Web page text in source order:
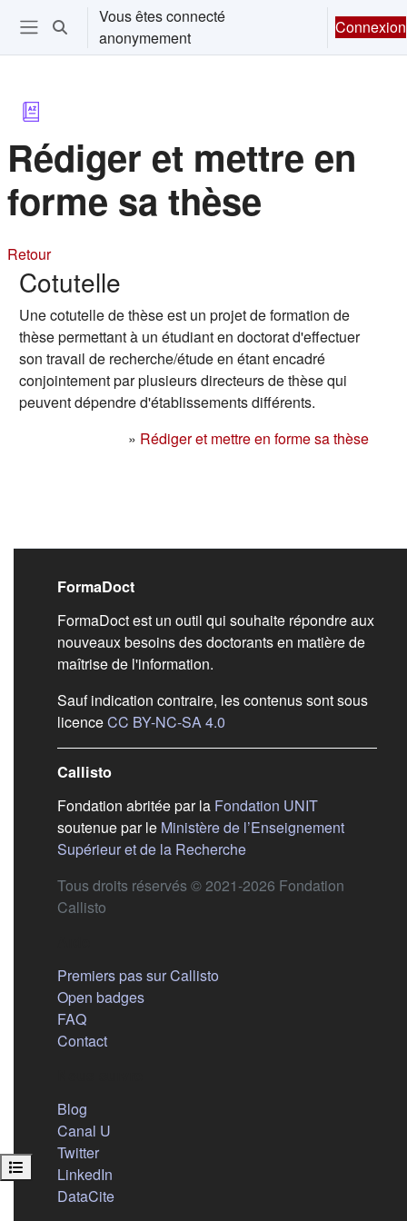
Passer au contenu principal
Ouvrir le menu de navigation
Activer/désactiver la saisie de recherche
Vous êtes connecté
anonymement
Connexion
Ouvrir l’index du cours
Rédiger et mettre en
forme sa thèse
Retour
Cotutelle
Une cotutelle de thèse est un projet de formation de
thèse permettant à un étudiant en doctorat d'effectuer
son travail de recherche/étude en étant encadré
conjointement par plusieurs directeurs de thèse qui
peuvent dépendre d'établissements différents.
» Rédiger et mettre en forme sa thèse
Liens de bas de
FormaDoct
FormaDoct est un outil qui souhaite répondre aux
nouveaux besoins des doctorants en matière de
maîtrise de l'information.
Sauf indication contraire, les contenus sont sous
licenceCC BY-NC-SA 4.0
Callisto
Fondation abritée par la Fondation UNIT(s'ouvre
soutenue par le Ministère de l’Enseignement
Supérieur et de la Recherche(s'ouvre dans un nouvel
Tous droits réservés © 2021-2026 Fondation
Callisto
Premiers pas sur Callisto
Open badges
FAQ
Contact
Blog
Canal U
Twitter(s'ouvre dans un nouvel onglet)
LinkedIn
DataCite(s'ouvre dans un nouvel onglet)